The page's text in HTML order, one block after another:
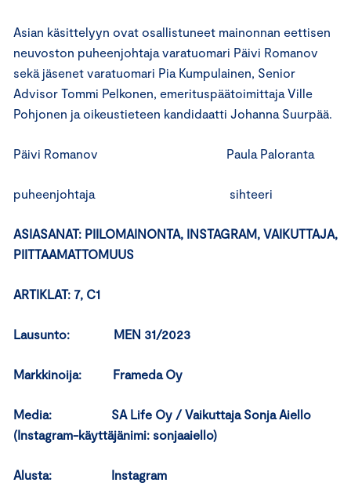
Asian käsittelyyn ovat osallistuneet mainonnan eettisen
neuvoston puheenjohtaja varatuomari Päivi Romanov
sekä jäsenet varatuomari Pia Kumpulainen, Senior
Advisor Tommi Pelkonen, emerituspäätoimittaja Ville
Pohjonen ja oikeustieteen kandidaatti Johanna Suurpää.
Päivi Romanov Paula Paloranta
puheenjohtaja sihteeri
ASIASANAT: PIILOMAINONTA, INSTAGRAM, VAIKUTTAJA,
PIITTAAMATTOMUUS
ARTIKLAT: 7, C1
Lausunto: MEN 31/2023
Markkinoija: Frameda Oy
Media: SA Life Oy / Vaikuttaja Sonja Aiello
(Instagram-käyttäjänimi: sonjaaiello)
Alusta: Instagram